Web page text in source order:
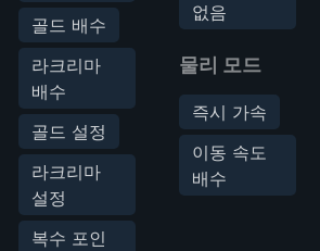
골드 배수
라크리마
배수
골드 설정
라크리마
설정
복수 포인
없음
물리 모드
즉시 가속
이동 속도
배수